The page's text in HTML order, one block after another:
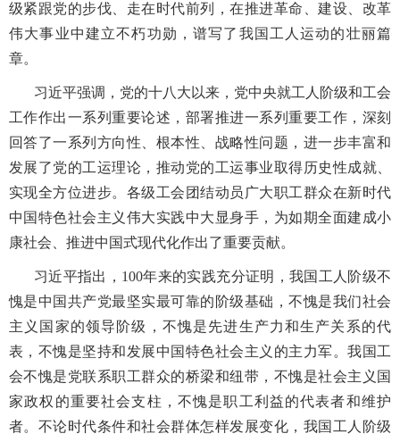
级紧跟党的步伐、走在时代前列，在推进革命、建设、改革
伟大事业中建立不朽功勋，谱写了我国工人运动的壮丽篇
章。
习近平强调，党的十八大以来，党中央就工人阶级和工会
工作作出一系列重要论述，部署推进一系列重要工作，深刻
回答了一系列方向性、根本性、战略性问题，进一步丰富和
发展了党的工运理论，推动党的工运事业取得历史性成就、
实现全方位进步。各级工会团结动员广大职工群众在新时代
中国特色社会主义伟大实践中大显身手，为如期全面建成小
康社会、推进中国式现代化作出了重要贡献。
习近平指出， 100年来的实践充分证明，我国工人阶级不
愧是中国共产党最坚实最可靠的阶级基础，不愧是我们社会
主义国家的领导阶级，不愧是先进生产力和生产关系的代
表，不愧是坚持和发展中国特色社会主义的主力军。我国工
会不愧是党联系职工群众的桥梁和纽带，不愧是社会主义国
家政权的重要社会支柱，不愧是职工利益的代表者和维护
者。不论时代条件和社会群体怎样发展变化，我国工人阶级